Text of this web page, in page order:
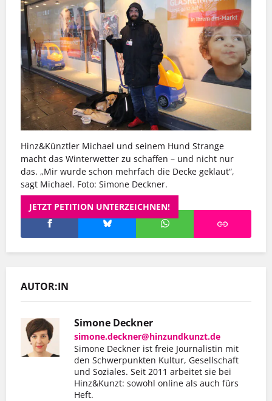
Hinz&Künztler Michael und seinem Hund Strange
macht das Winterwetter zu schaffen – und nicht nur
das. „Mir wurde schon mehrfach die Decke geklaut“,
sagt Michael. Foto: Simone Deckner.
JETZT PETITION UNTERZEICHNEN!
AUTOR:IN
Simone Deckner
simone.deckner@hinzundkunzt.de
Simone Deckner ist freie Journalistin mit
den Schwerpunkten Kultur, Gesellschaft
und Soziales. Seit 2011 arbeitet sie bei
Hinz&Kunzt: sowohl online als auch fürs
Heft.